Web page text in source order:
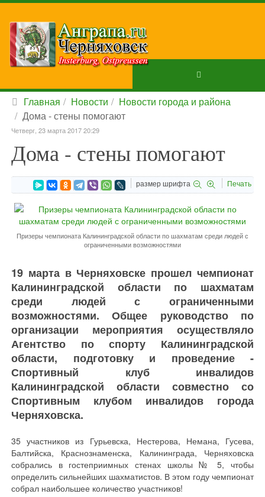
Главная Новости
Новости города и района
Дома - стены помогают
Четверг, 23 марта 2017 20:29
Дома - стены помогают
размер шрифта Печать
Призеры чемпионата Калининградской области по шахматам среди людей с
ограниченными возможностями
19 марта в Черняховске прошел чемпионат
Калининградской области по шахматам
среди людей с ограниченными
возможностями. Общее руководство по
организации мероприятия осуществляло
Агентство по спорту Калининградской
области, подготовку и проведение -
Спортивный клуб инвалидов
Калининградской области совместно со
Спортивным клубом инвалидов города
Черняховска.
35 участников из Гурьевска, Нестерова, Немана, Гусева,
Балтийска, Краснознаменска, Калининграда, Черняховска
собрались в гостеприимных стенах школы № 5, чтобы
определить сильнейших шахматистов. В этом году чемпионат
собрал наибольшее количество участников!